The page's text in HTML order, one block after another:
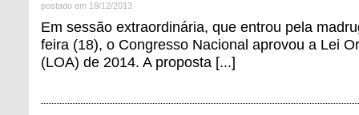
postado em 18/12/2013
Em sessão extraordinária, que entrou pela
feira (18), o Congresso Nacional aprovou a Lei
(LOA) de 2014. A proposta [...]